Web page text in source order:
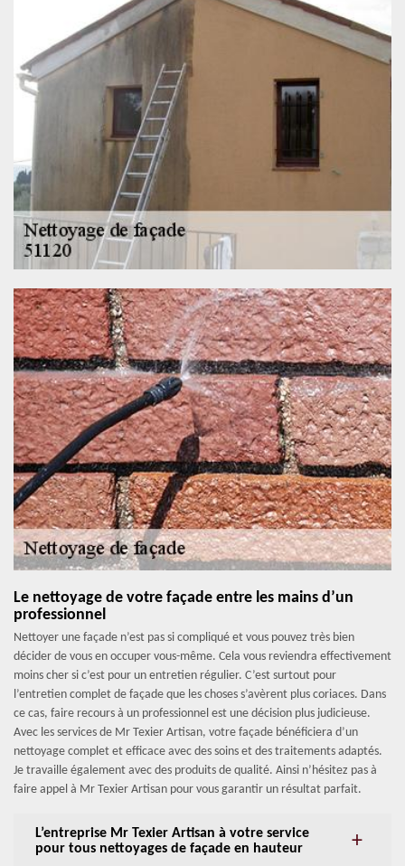
Le nettoyage de votre façade entre les mains d’un
professionnel
Nettoyer une façade n’est pas si compliqué et vous pouvez très bien
décider de vous en occuper vous-même. Cela vous reviendra effectivement
moins cher si c’est pour un entretien régulier. C’est surtout pour
l’entretien complet de façade que les choses s’avèrent plus coriaces. Dans
ce cas, faire recours à un professionnel est une décision plus judicieuse.
Avec les services de Mr Texier Artisan, votre façade bénéficiera d’un
nettoyage complet et efficace avec des soins et des traitements adaptés.
Je travaille également avec des produits de qualité. Ainsi n’hésitez pas à
faire appel à Mr Texier Artisan pour vous garantir un résultat parfait.
L’entreprise Mr Texier Artisan à votre service
pour tous nettoyages de façade en hauteur